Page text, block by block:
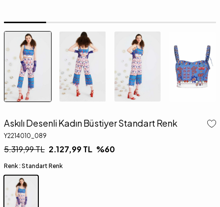
Askılı Desenli Kadın Büstiyer Standart Renk
Y2214010_089
5.319,99TL 2.127,99TL %60
Renk : Standart Renk